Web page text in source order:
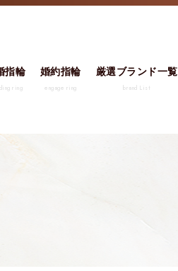
指輪
ring
婚約指輪
engage ring
厳選ブランド一覧
brand List